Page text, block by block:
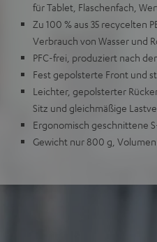
für Tablet, Flaschenfach,
Zu 100 % aus 35 recycelten
Verbrauch von Wasser und
PFC-frei, produziert nach
Fest gepolsterte Front und
Leichter, gepolsterter
Sitz und gleichmäßige
Ergonomisch geschnittene
Gewicht nur 800 g, Volumen